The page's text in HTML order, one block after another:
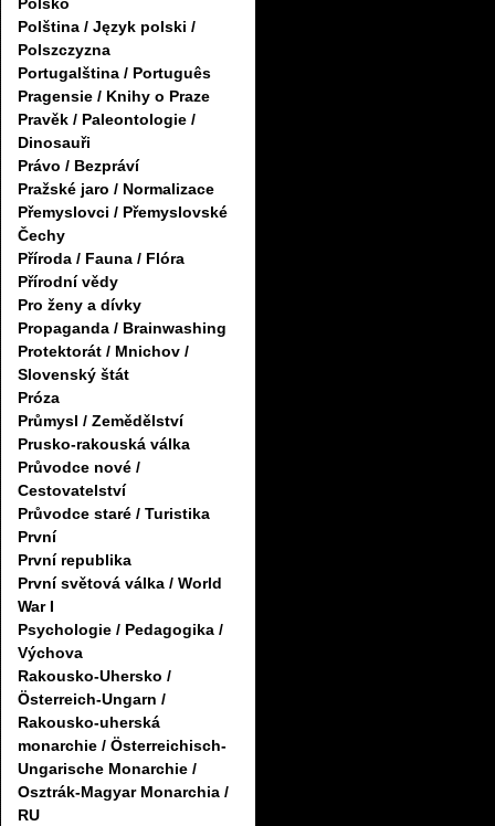
Polština / Język polski /
Polszczyzna
Portugalština / Português
Pragensie / Knihy o Praze
Pravěk / Paleontologie /
Dinosauři
Právo / Bezpráví
Pražské jaro / Normalizace
Přemyslovci / Přemyslovské
Čechy
Příroda / Fauna / Flóra
Přírodní vědy
Pro ženy a dívky
Propaganda / Brainwashing
Protektorát / Mnichov /
Slovenský štát
Próza
Průmysl / Zemědělství
Prusko-rakouská válka
Průvodce nové /
Cestovatelství
Průvodce staré / Turistika
První
První republika
První světová válka / World
War I
Psychologie / Pedagogika /
Výchova
Rakousko-Uhersko /
Österreich-Ungarn /
Rakousko-uherská
monarchie / Österreichisch-
Ungarische Monarchie /
Osztrák-Magyar Monarchia /
RU